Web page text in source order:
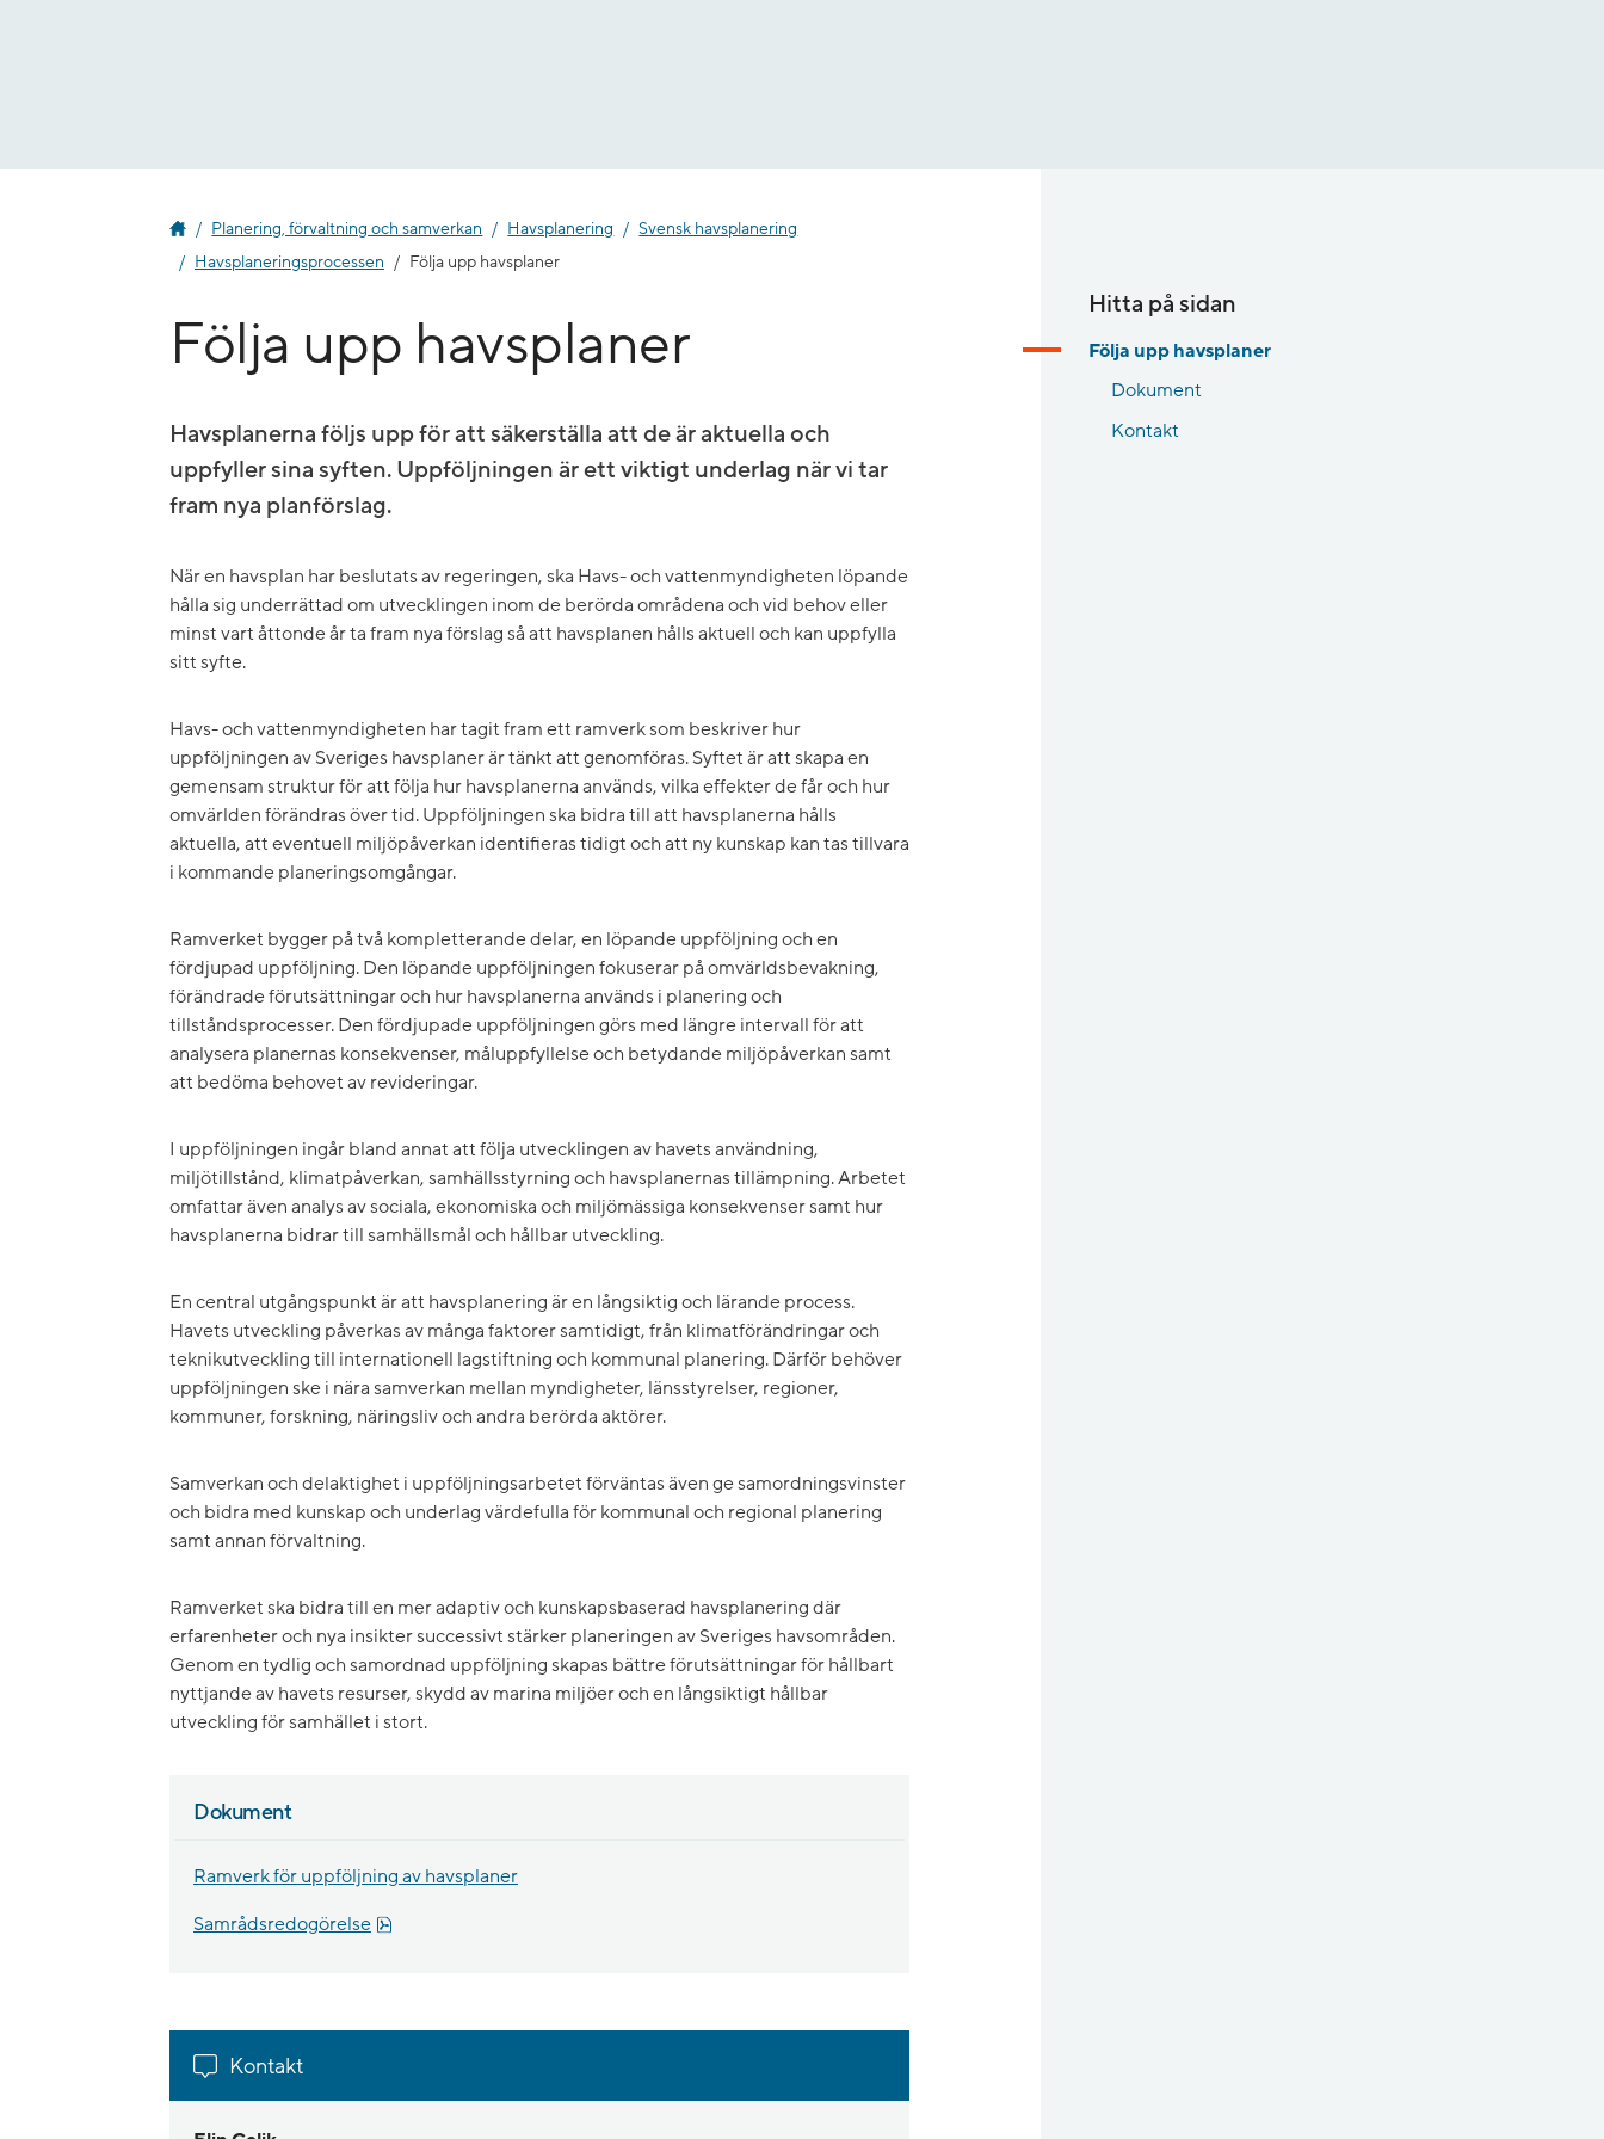
Planering, förvaltning och samverkan Havsplanering
Svensk havsplanering
Havsplaneringsprocessen
Följa upp havsplaner
Följa upp havsplaner
Havsplanerna följs upp för att säkerställa att de är aktuella och
uppfyller sina syften. Uppföljningen är ett viktigt underlag när vi tar
fram nya planförslag.
När en havsplan har beslutats av regeringen, ska Havs- och vattenmyndigheten löpande
hålla sig underrättad om utvecklingen inom de berörda områdena och vid behov eller
minst vart åttonde år ta fram nya förslag så att havsplanen hålls aktuell och kan uppfylla
sitt syfte.
Havs- och vattenmyndigheten har tagit fram ett ramverk som beskriver hur
uppföljningen av Sveriges havsplaner är tänkt att genomföras. Syftet är att skapa en
gemensam struktur för att följa hur havsplanerna används, vilka effekter de får och hur
omvärlden förändras över tid. Uppföljningen ska bidra till att havsplanerna hålls
aktuella, att eventuell miljöpåverkan identifieras tidigt och att ny kunskap kan tas tillvara
i kommande planeringsomgångar.
Ramverket bygger på två kompletterande delar, en löpande uppföljning och en
fördjupad uppföljning. Den löpande uppföljningen fokuserar på omvärldsbevakning,
förändrade förutsättningar och hur havsplanerna används i planering och
tillståndsprocesser. Den fördjupade uppföljningen görs med längre intervall för att
analysera planernas konsekvenser, måluppfyllelse och betydande miljöpåverkan samt
att bedöma behovet av revideringar.
I uppföljningen ingår bland annat att följa utvecklingen av havets användning,
miljötillstånd, klimatpåverkan, samhällsstyrning och havsplanernas tillämpning. Arbetet
omfattar även analys av sociala, ekonomiska och miljömässiga konsekvenser samt hur
havsplanerna bidrar till samhällsmål och hållbar utveckling.
En central utgångspunkt är att havsplanering är en långsiktig och lärande process.
Havets utveckling påverkas av många faktorer samtidigt, från klimatförändringar och
teknikutveckling till internationell lagstiftning och kommunal planering. Därför behöver
uppföljningen ske i nära samverkan mellan myndigheter, länsstyrelser, regioner,
kommuner, forskning, näringsliv och andra berörda aktörer.
Samverkan och delaktighet i uppföljningsarbetet förväntas även ge samordningsvinster
och bidra med kunskap och underlag värdefulla för kommunal och regional planering
samt annan förvaltning.
Ramverket ska bidra till en mer adaptiv och kunskapsbaserad havsplanering där
erfarenheter och nya insikter successivt stärker planeringen av Sveriges havsområden.
Genom en tydlig och samordnad uppföljning skapas bättre förutsättningar för hållbart
nyttjande av havets resurser, skydd av marina miljöer och en långsiktigt hållbar
utveckling för samhället i stort.
Dokument
Ramverk för uppföljning av havsplaner
Samrådsredogörelse
Kontakt
Hitta på sidan
Följa upp havsplaner
Dokument
Kontakt